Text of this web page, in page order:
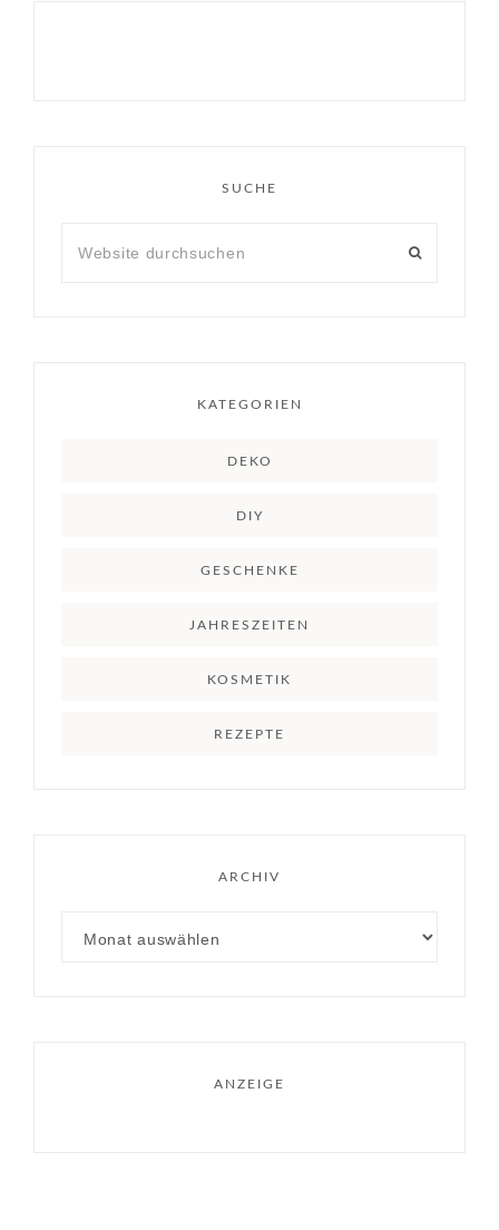
SUCHE
KATEGORIEN
DEKO
DIY
GESCHENKE
JAHRESZEITEN
KOSMETIK
REZEPTE
ARCHIV
ANZEIGE